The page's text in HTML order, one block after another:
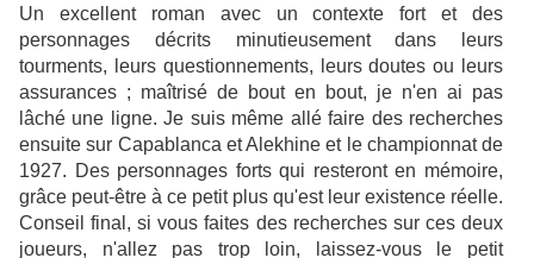
Un excellent roman avec un contexte fort et des
personnages décrits minutieusement dans leurs
tourments, leurs questionnements, leurs doutes ou leurs
assurances ; maîtrisé de bout en bout, je n'en ai pas
lâché une ligne. Je suis même allé faire des recherches
ensuite sur Capablanca et Alekhine et le championnat de
1927. Des personnages forts qui resteront en mémoire,
grâce peut-être à ce petit plus qu'est leur existence réelle.
Conseil final, si vous faites des recherches sur ces deux
joueurs, n'allez pas trop loin, laissez-vous le petit